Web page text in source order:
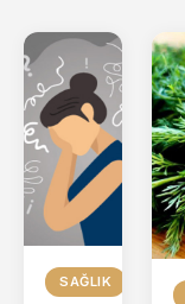
SAĞLIK